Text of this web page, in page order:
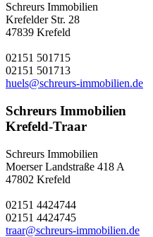
Schreurs Immobilien
Krefelder Str. 28
47839 Krefeld
02151 501715
02151 501713
huels@schreurs-immobilien.de
Schreurs Immobilien
Krefeld-Traar
Schreurs Immobilien
Moerser Landstraße 418 A
47802 Krefeld
02151 4424744
02151 4424745
traar@schreurs-immobilien.de